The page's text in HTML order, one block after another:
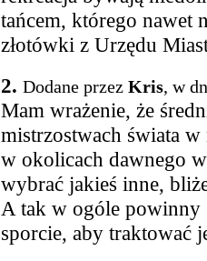
tańcem, którego nawet
złotówki z Urzędu
2. Dodane przez Kris, w
Mam wrażenie, że
mistrzostwach świata
w okolicach dawnego
wybrać jakieś inne,
A tak w ogóle powinny
sporcie, aby traktować